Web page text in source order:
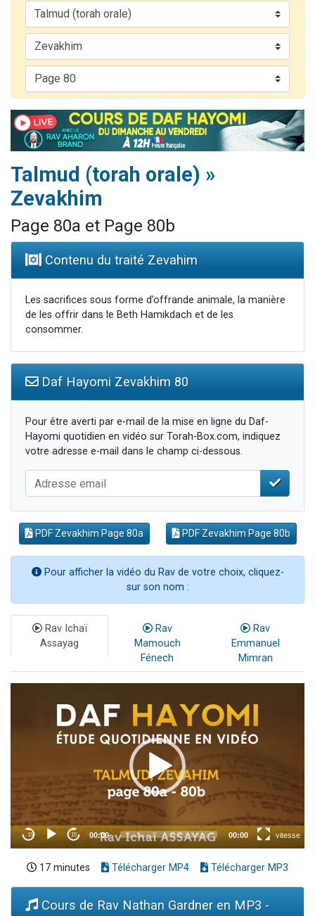
30 personnes viennent de faire un don pour Sauvez la jambe de Yohan
Il reste 49 places pour étudier en groupe sur Zoom
Il reste 49 places pour étudier en groupe sur Zoom
Talmud (torah orale) »
Zevakhim
Page 80a et Page 80b
Contenu du traité Zevahim
Les sacrifices sous forme d’offrande animale, la manière
de les offrir dans le Beth Hamikdach et de les
consommer.
Daf Hayomi Zevakhim 80
Pour être averti par e-mail de la mise en ligne du Daf-
Hayomi quotidien en vidéo sur Torah-Box.com, indiquez
votre adresse e-mail dans le champ ci-dessous.
PDF Zevakhim Page 80a PDF Zevakhim Page 80b
Pour afficher la vidéo du Rav de votre choix, cliquez-
sur son nom :
Rav Ichaï
Assayag
Rav
Mamouch
Fénech
Rav
Emmanuel
Mimran
17 minutes Télécharger MP4 Télécharger MP3
Cours de Rav Nathan Gardner en MP3 -